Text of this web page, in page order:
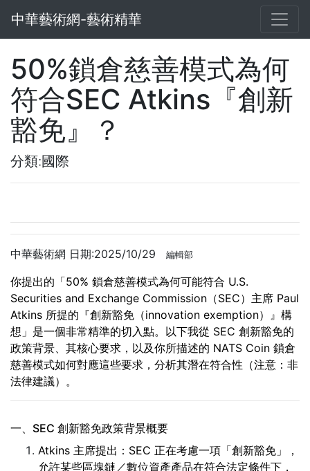
中華藝術網-藝術精華
50%鎖倉慈善模式為何
符合SEC Atkins『創新
豁免』？
分類:國際
中華藝術網 日期:2025/10/29 編輯部
你提出的「50% 鎖倉慈善模式為何可能符合 U.S.
Securities and Exchange Commission（SEC）主席 Paul
Atkins 所提的『創新豁免（innovation exemption）』構
想」是一個非常精準的切入點。以下我從 SEC 創新豁免的
政策背景、其核心要求，以及你所描述的 NATS Coin 鎖倉
慈善模式如何對應這些要求，分析其潛在符合性（注意：非
法律建議）。
一、SEC 創新豁免政策背景概要
Atkins 主席提出：SEC 正在考慮一項「創新豁免」，
允許某些區塊鏈／數位資產產品在符合法定條件下，